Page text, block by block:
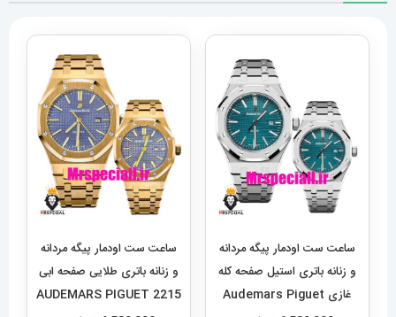
ساعت ست اودمار پیگه مردانه
و زنانه باتری استیل صفحه کله
غازی Audemars Piguet
ساعت ست اودمار پیگه مردانه
و زنانه باتری طلایی صفحه ابی
2215 AUDEMARS PIGUET